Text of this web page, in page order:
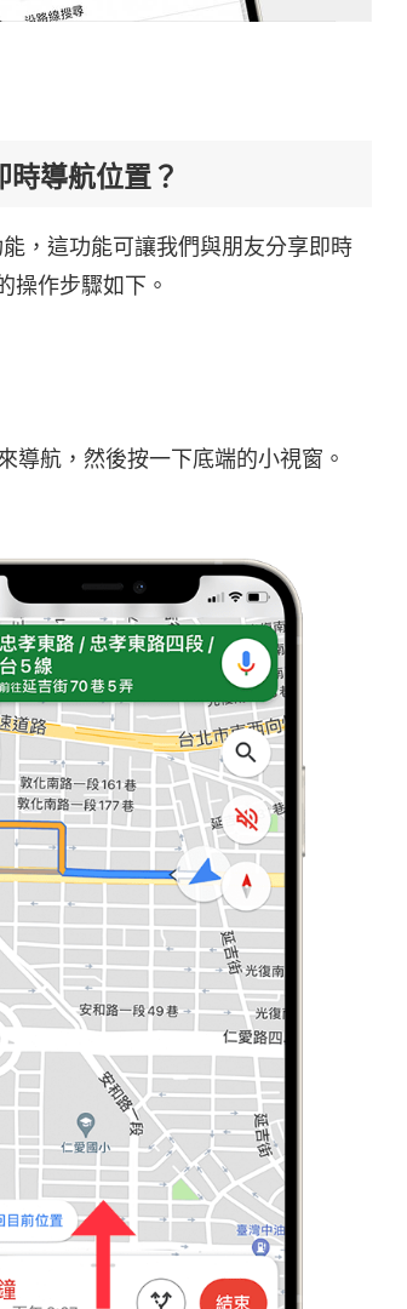
導航位置？
能，這功能可讓我們與朋友分享即時
操作步驟如下。
導航，然後按一下底端的小視窗。